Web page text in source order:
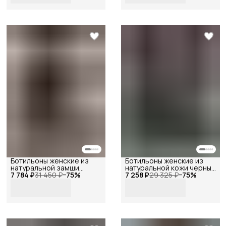
7 784 ₽31 450 ₽−75%
Ботильоны женские из
натуральной замши
темно-серые , Reversal, 7 258 ₽29 325 ₽−75%
Ботильоны женские из
натуральной кожи черные
на каблуке , Reversal,